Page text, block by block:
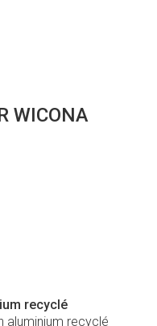
WICONA
recyclé
aluminium recyclé